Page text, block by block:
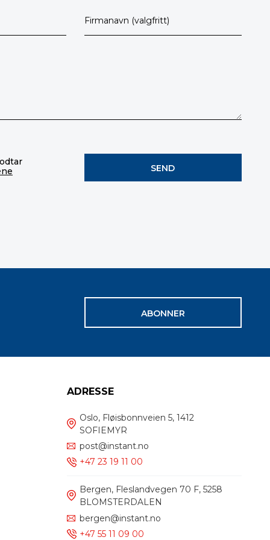
ABONNER
ADRESSE
Oslo, Fløisbonnveien 5, 1412
SOFIEMYR
post@instant.no
+47 23 19 11 00
Bergen, Fleslandvegen 70 F, 5258
BLOMSTERDALEN
bergen@instant.no
+47 55 11 09 00